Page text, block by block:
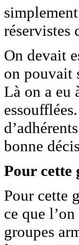
réservistes
On devait
on pouvait
Là on a eu
bonne
Pour cette
Pour cette
ce que
groupes